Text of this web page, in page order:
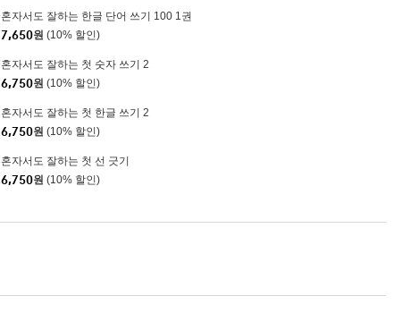
혼자서도 잘하는 한글 단어 쓰기 100 1권
7,650원 (10% 할인)
혼자서도 잘하는 첫 숫자 쓰기 2
6,750원 (10% 할인)
혼자서도 잘하는 첫 한글 쓰기 2
6,750원 (10% 할인)
혼자서도 잘하는 첫 선 긋기
6,750원 (10% 할인)